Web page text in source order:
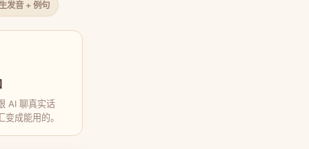
发音 + 例句
AI 聊真实话
成能用的。